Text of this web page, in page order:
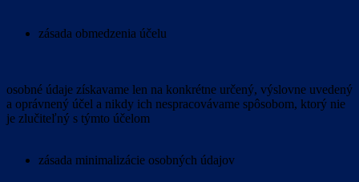
zásada obmedzenia účelu
osobné údaje získavame len na konkrétne určený, výslovne uvedený
a oprávnený účel a nikdy ich nespracovávame spôsobom, ktorý nie
je zlučiteľný s týmto účelom
zásada minimalizácie osobných údajov